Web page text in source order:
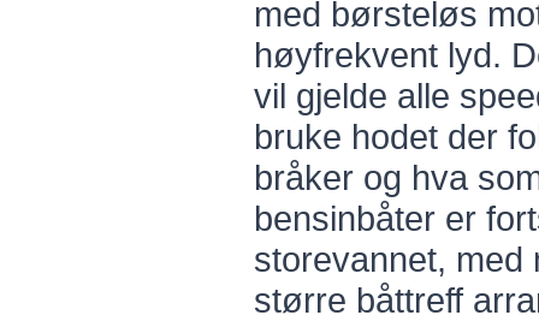
med børsteløs
høyfrekvent lyd.
vil gjelde alle
bruke hodet der
bråker og hva
bensinbåter er
storevannet, med
større båttreff